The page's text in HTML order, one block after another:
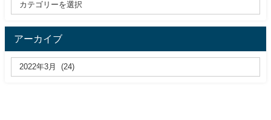
アーカイブ